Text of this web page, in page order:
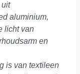
uit
aluminium,
licht van
en
is van textileen